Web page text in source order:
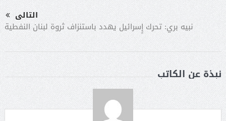
التالى
نبيه بري: تحرك إٍسرائيل يهدد باستنزاف ثروة لبنان النفطية
نبذة عن الكاتب